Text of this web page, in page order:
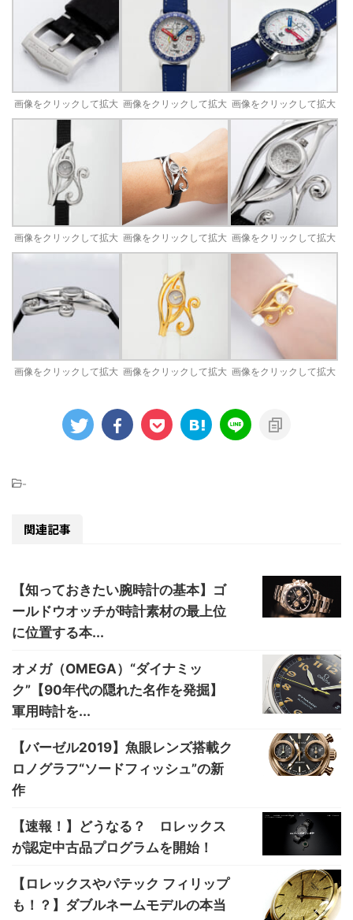
画像をクリックして拡大 画像をクリックして拡大 画像をクリックして拡大
画像をクリックして拡大 画像をクリックして拡大 画像をクリックして拡大
画像をクリックして拡大 画像をクリックして拡大 画像をクリックして拡大
-
関連記事
【知っておきたい腕時計の基本】ゴ
ールドウオッチが時計素材の最上位
に位置する本...
オメガ（OMEGA）“ダイナミッ
ク”【90年代の隠れた名作を発掘】
軍用時計を...
【バーゼル2019】魚眼レンズ搭載ク
ロノグラフ“ソードフィッシュ”の新
作
【速報！】どうなる？ ロレックス
が認定中古品プログラムを開始！
【ロレックスやパテック フィリップ
も！？】ダブルネームモデルの本当